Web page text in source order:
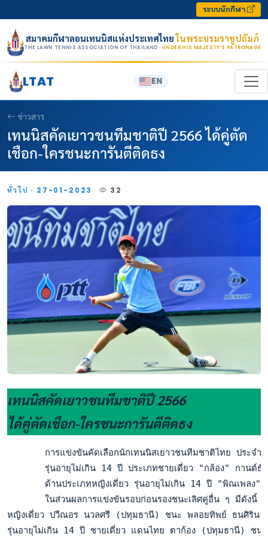
ระบบนักกีฬา
สมาคมกีฬาลอนเทนนิสแห่งประเทศไทยในพระบรมราชูปถัมภ์
THE LAWN TENNIS ASSOCIATION OF THAILAND · UNDER HIS MAJESTY’S PATRONAGE
LTAT EN
ข่าวสาร
เทนนิสคัดเยาวชนทีมชาติปี 2566 ได้คู่ตัด
เชือก-ใครชนะการันตีติดธง
ทั่วไป · 27-01-2023 32
เทนนิสคัดเยาวชนทีมชาติปี 2566
ได้คู่ตัดเชือก-ใครชนะการันตีติดธง
การแข่งขันคัดเลือกนักเทนนิสเยาวชนทีมชาติไทย ประจ
รุ่นอายุไม่เกิน 14 ปี ประเภทชายเดี่ยว "กล้อง" กาน
ด้านประเภทหญิงเดี่ยว รุ่นอายุไม่เกิน 14 ปี "พิณเพลง
ในส่วนผลการแข่งขันรอบก่อนรองชนะเลิศคู่อื่น ๆ มีดังนี้
หญิงเดี่ยว ปวีณอร นวลศรี (ปทุมธานี) ชนะ พลอยทิพย์ ธนศิ
รุ่นอายุไม่เกิน 14 ปี ชายเดี่ยว แดนไทย ตาก้อง (ปทุมธา